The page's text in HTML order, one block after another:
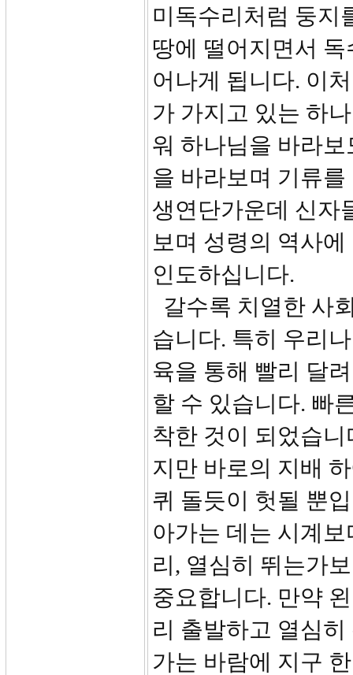
미독수리처럼 둥지
땅에 떨어지면서
어나게 됩니다. 이
가 가지고 있는 하
워 하나님을 바라
을 바라보며 기류
생연단가운데 신자
보며 성령의 역사
인도하십니다.
갈수록 치열한 사
습니다. 특히 우리
육을 통해 빨리 달
할 수 있습니다. 빠
착한 것이 되었습
지만 바로의 지배
퀴 돌듯이 헛될 뿐
아가는 데는 시계
리, 열심히 뛰는가
중요합니다. 만약
리 출발하고 열심
가는 바람에 지구